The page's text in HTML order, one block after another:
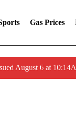
Gas Prices
August 6 at